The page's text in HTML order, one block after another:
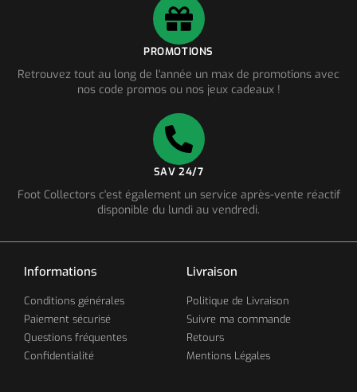
PROMOTIONS
Retrouvez tout au long de l'année un max de promotions avec
nos code promos ou nos jeux cadeaux !
SAV 24/7
Foot Collectors c'est également un service après-vente réactif
disponible du lundi au vendredi.
Informations
Conditions générales
Paiement sécurisé
Questions fréquentes
Confidentialité
Livraison
Politique de Livraison
Suivre ma commande
Retours
Mentions Légales